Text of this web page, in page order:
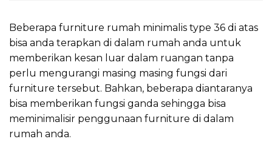
Beberapa furniture rumah minimalis type 36 di atas
bisa anda terapkan di dalam rumah anda untuk
memberikan kesan luar dalam ruangan tanpa
perlu mengurangi masing masing fungsi dari
furniture tersebut. Bahkan, beberapa diantaranya
bisa memberikan fungsi ganda sehingga bisa
meminimalisir penggunaan furniture di dalam
rumah anda.